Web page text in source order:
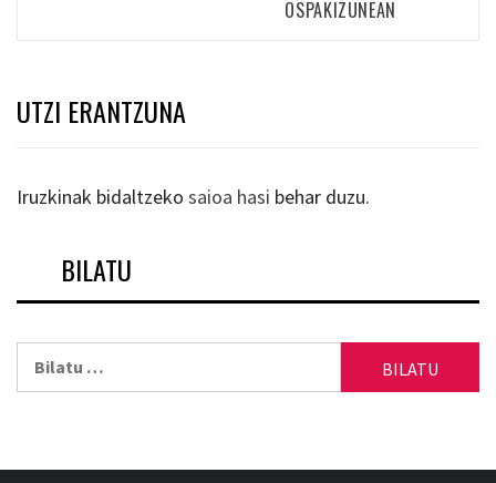
OSPAKIZUNEAN
UTZI ERANTZUNA
Iruzkinak bidaltzeko saioa hasi behar duzu.
BILATU